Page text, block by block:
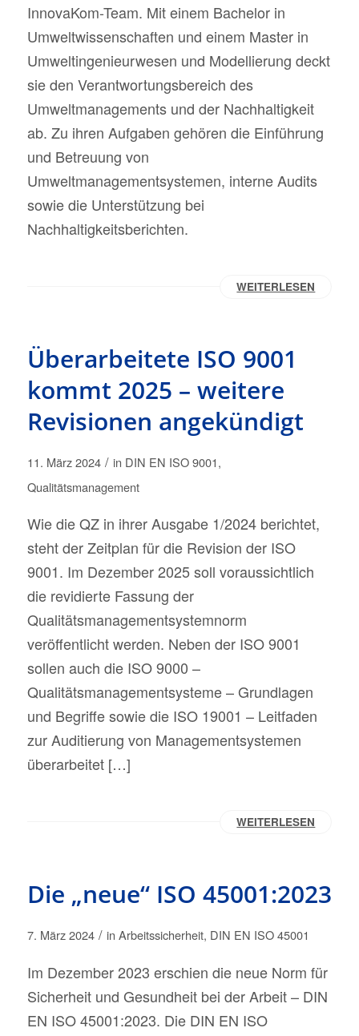
InnovaKom-Team. Mit einem Bachelor in
Umweltwissenschaften und einem Master in
Umweltingenieurwesen und Modellierung deckt
sie den Verantwortungsbereich des
Umweltmanagements und der Nachhaltigkeit
ab. Zu ihren Aufgaben gehören die Einführung
und Betreuung von
Umweltmanagementsystemen, interne Audits
sowie die Unterstützung bei
Nachhaltigkeitsberichten.
WEITERLESEN
Überarbeitete ISO 9001
kommt 2025 – weitere
Revisionen angekündigt
11. März 2024 / in DIN EN ISO 9001,
Qualitätsmanagement
Wie die QZ in ihrer Ausgabe 1/2024 berichtet,
steht der Zeitplan für die Revision der ISO
9001. Im Dezember 2025 soll voraussichtlich
die revidierte Fassung der
Qualitätsmanagementsystemnorm
veröffentlicht werden. Neben der ISO 9001
sollen auch die ISO 9000 –
Qualitätsmanagementsysteme – Grundlagen
und Begriffe sowie die ISO 19001 – Leitfaden
zur Auditierung von Managementsystemen
überarbeitet […]
WEITERLESEN
Die „neue“ ISO 45001:2023
7. März 2024 / in Arbeitssicherheit, DIN EN ISO 45001
Im Dezember 2023 erschien die neue Norm für
Sicherheit und Gesundheit bei der Arbeit – DIN
EN ISO 45001:2023. Die DIN EN ISO